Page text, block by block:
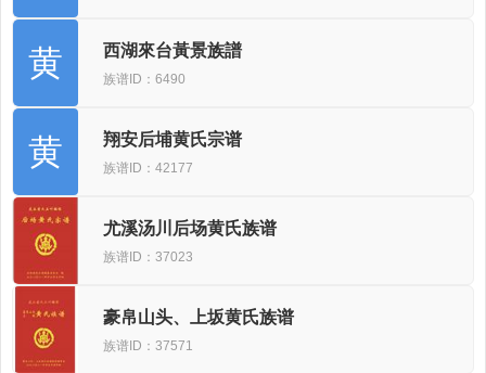
黄 西湖來台黃景族譜
族谱ID：6490
黄 翔安后埔黄氏宗谱
族谱ID：42177
尤溪汤川后场黄氏族谱
族谱ID：37023
豪帛山头、上坂黄氏族谱
族谱ID：37571